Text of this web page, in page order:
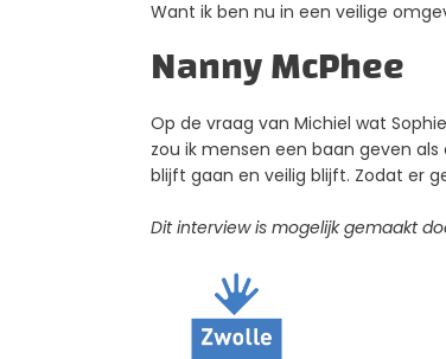
Want ik ben nu in een veilige
Nanny McPhee
Op de vraag van Michiel wat
zou ik mensen een baan geven
blijft gaan en veilig blijft. Zodat er
Dit interview is mogelijk gemaakt